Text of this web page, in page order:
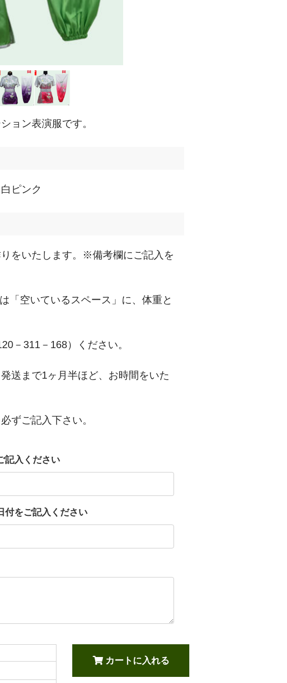
ョン表演服です。
ピンク
をいたします。※備考欄にご記入を
「空いているスペース」に、体重と
－311－168）ください。
送まで1ヶ月半ほど、お時間をいた
ずご記入下さい。
記入ください
をご記入ください
カートに入れる